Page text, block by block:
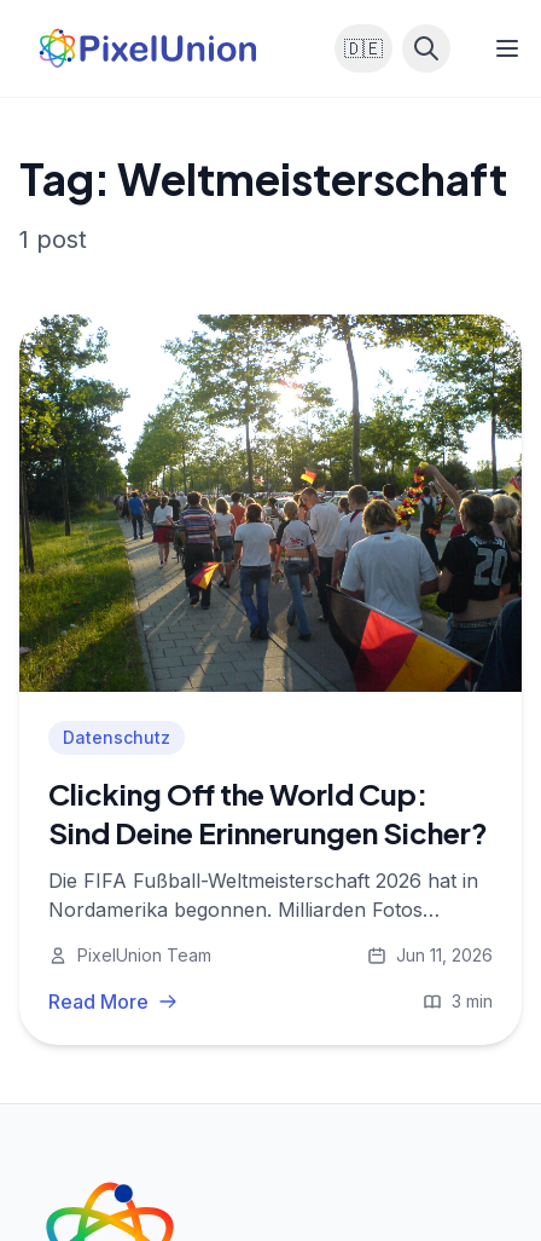
🇩🇪
Tag: Weltmeisterschaft
1 post
Datenschutz
Clicking Off the World Cup:
Sind Deine Erinnerungen Sicher?
Die FIFA Fußball-Weltmeisterschaft 2026 hat in
Nordamerika begonnen. Milliarden Fotos
ist, sie sicher zu speichern.
PixelUnion Team Jun 11, 2026
Read More 3 min